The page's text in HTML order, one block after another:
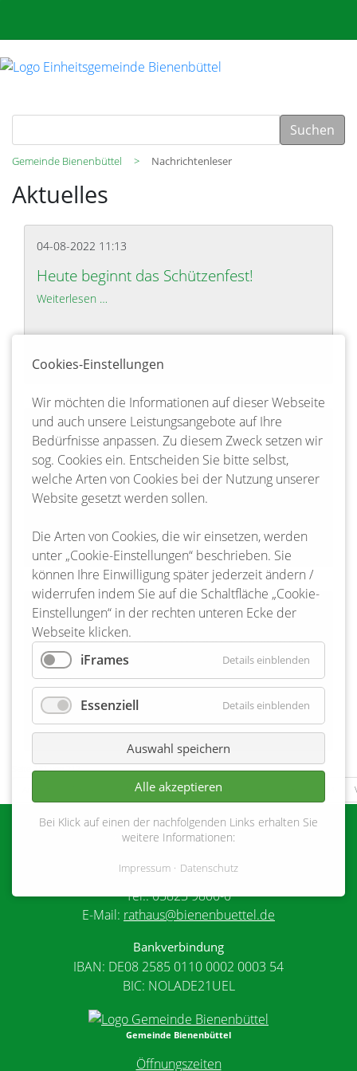
Suchen
Gemeinde Bienenbüttel Nachrichtenleser
Aktuelles
04-08-2022 11:13
Heute beginnt das Schützenfest!
Weiterlesen …
28-07-2022 16:37
Hoffnung für alte Kastanie:
Einheitsgemeinde Bienenbüttel beauftragt
Baumpfleger
22-07-2022 09:21
Sprechstunde für Eltern von Säuglingen
und Kindern am 27. Juli 2022
Weiterlesen …Sprechstunde für Eltern von Säuglingen und
Seite 181 von 217
179 180 181
Gemeinde Bienenbüttel
29553 Bienenbüttel
Tel.: 05823 9800-0
E-Mail: rathaus@bienenbuettel.de
Bankverbindung
IBAN: DE08 2585 0110 0002 0003 54
BIC: NOLADE21UEL
Gemeinde Bienenbüttel
Öffnungszeiten
Cookies-Einstellungen
Wir möchten die Informationen auf dieser Webseite
und auch unsere Leistungsangebote auf Ihre
Bedürfnisse anpassen. Zu diesem Zweck setzen wir
sog. Cookies ein. Entscheiden Sie bitte selbst,
welche Arten von Cookies bei der Nutzung unserer
Website gesetzt werden sollen.
Die Arten von Cookies, die wir einsetzen, werden
unter „Cookie-Einstellungen“ beschrieben. Sie
können Ihre Einwilligung später jederzeit ändern /
widerrufen indem Sie auf die Schaltfläche „Cookie-
Einstellungen“ in der rechten unteren Ecke der
Webseite klicken.
iFrames
Details einblenden
Essenziell Details einblenden
Auswahl speichern
Alle akzeptieren
Bei Klick auf einen der nachfolgenden Links erhalten Sie
weitere Informationen:
Impressum Datenschutz